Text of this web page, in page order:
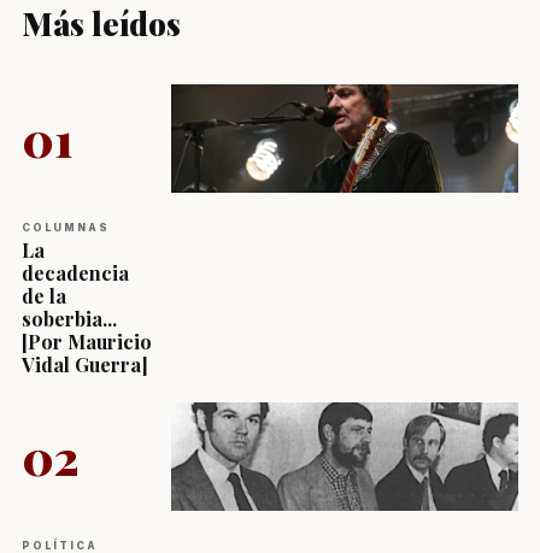
Más leídos
01
COLUMNAS
La
decadencia
de la
soberbia...
[Por Mauricio
Vidal Guerra]
02
POLÍTICA